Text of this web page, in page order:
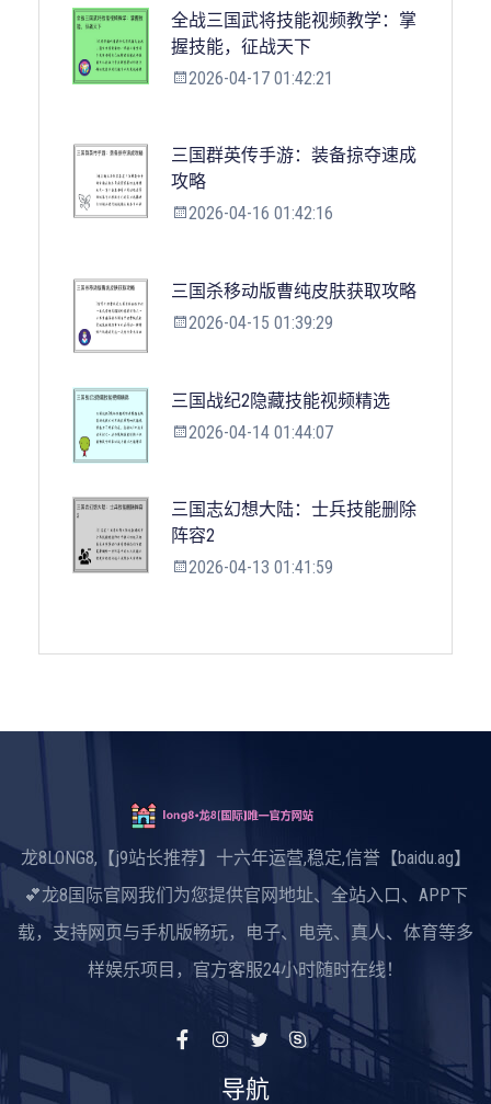
全战三国武将技能视频教学：掌
握技能，征战天下
2026-04-17 01:42:21
三国群英传手游：装备掠夺速成
攻略
2026-04-16 01:42:16
三国杀移动版曹纯皮肤获取攻略
2026-04-15 01:39:29
三国战纪2隐藏技能视频精选
2026-04-14 01:44:07
三国志幻想大陆：士兵技能删除
阵容2
2026-04-13 01:41:59
龙8LONG8,【j9站长推荐】十六年运营,稳定,信誉【baidu.ag】
💕龙8国际官网我们为您提供官网地址、全站入口、APP下
载，支持网页与手机版畅玩，电子、电竞、真人、体育等多
样娱乐项目，官方客服24小时随时在线！
导航